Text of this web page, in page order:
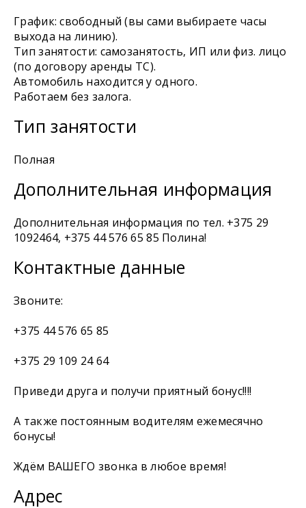
График: свободный (вы сами выбираете часы
выхода на линию).
Тип занятости: самозанятость, ИП или физ. лицо
(по договору аренды ТС).
Автомобиль находится у одного.
Работаем без залога.
Тип занятости
Полная
Дополнительная информация
Дополнительная информация по тел. +375 29
1092464, +375 44 576 65 85 Полина!
Контактные данные
Звоните:
+375 44 576 65 85
+375 29 109 24 64
Приведи друга и получи приятный бонус!!!!
А также постоянным водителям ежемесячно
бонусы!
Ждём ВАШЕГО звонка в любое время!
Адрес